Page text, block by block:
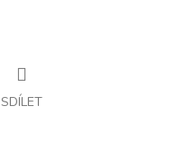
SDÍLET